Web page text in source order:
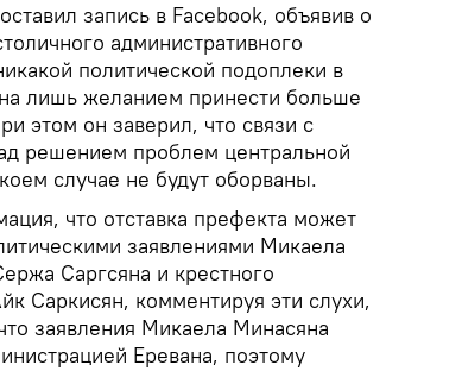
запись в Facebook, объявив о
административного
политической подоплеки в
лишь желанием принести больше
этом он заверил, что связи с
решением проблем центральной
случае не будут оборваны.
что отставка префекта может
заявлениями Микаела
Саргсяна и крестного
Саркисян, комментируя эти слухи,
заявления Микаела Минасяна
Еревана, поэтому